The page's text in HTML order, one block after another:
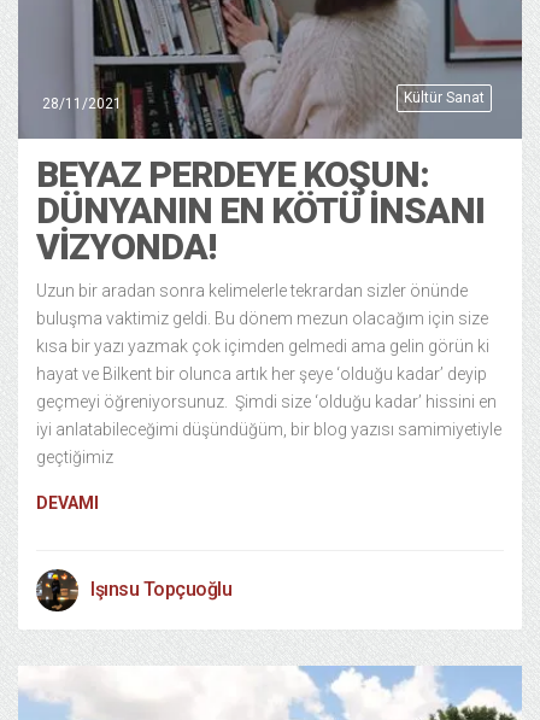
Kültür Sanat
28/11/2021
BEYAZ PERDEYE KOŞUN:
DÜNYANIN EN KÖTÜ İNSANI
VIZYONDA!
Uzun bir aradan sonra kelimelerle tekrardan sizler önünde
buluşma vaktimiz geldi. Bu dönem mezun olacağım için size
kısa bir yazı yazmak çok içimden gelmedi ama gelin görün ki
hayat ve Bilkent bir olunca artık her şeye ‘olduğu kadar’ deyip
geçmeyi öğreniyorsunuz. Şimdi size ‘olduğu kadar’ hissini en
iyi anlatabileceğimi düşündüğüm, bir blog yazısı samimiyetiyle
geçtiğimiz
DEVAMI
Işınsu Topçuoğlu